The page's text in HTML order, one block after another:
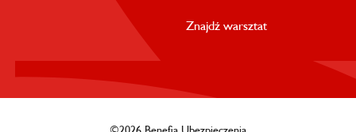
Znajdź warsztat